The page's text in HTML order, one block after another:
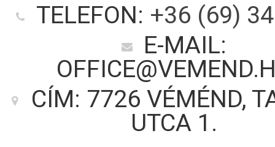
TELEFON: +36 (69)
E-MAIL:
CÍM: 7726 VÉMÉND,
UTCA 1.